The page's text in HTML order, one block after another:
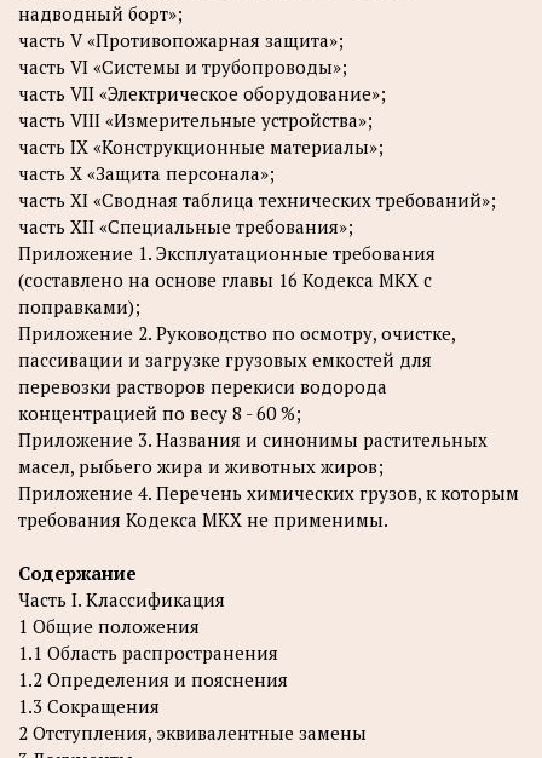
надводный борт»;
часть V «Противопожарная защита»;
часть VI «Системы и трубопроводы»;
часть VII «Электрическое оборудование»;
часть VIII «Измерительные устройства»;
часть IX «Конструкционные материалы»;
часть X «Защита персонала»;
часть XI «Сводная таблица технических требований»;
часть XII «Специальные требования»;
Приложение 1. Эксплуатационные требования
(составлено на основе главы 16 Кодекса МКХ с
поправками);
Приложение 2. Руководство по осмотру, очистке,
пассивации и загрузке грузовых емкостей для
перевозки растворов перекиси водорода
концентрацией по весу 8 - 60 %;
Приложение 3. Названия и синонимы растительных
масел, рыбьего жира и животных жиров;
Приложение 4. Перечень химических грузов, к которым
требования Кодекса МКХ не применимы.
Содержание
Часть I. Классификация
1 Общие положения
1.1 Область распространения
1.2 Определения и пояснения
1.3 Сокращения
2 Отступления, эквивалентные замены